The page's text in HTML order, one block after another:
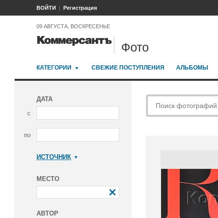
ВОЙТИ Регистрация
09 АВГУСТА, ВОСКРЕСЕНЬЕ
Фото
КАТЕГОРИИ СВЕЖИЕ ПОСТУПЛЕНИЯ АЛЬБОМЫ
ДАТА
с
по
ИСТОЧНИК
МЕСТО
АВТОР